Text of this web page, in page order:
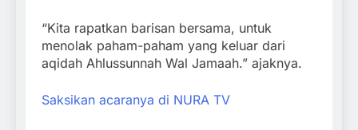
“Kita rapatkan barisan bersama, untuk
menolak paham-paham yang keluar dari
aqidah Ahlussunnah Wal Jamaah.” ajaknya.
Saksikan acaranya di NURA TV